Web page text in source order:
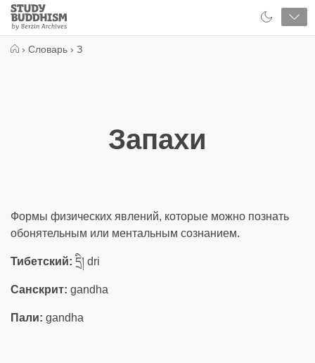
Close
Study
Buddhism
› Словарь › З
Запахи
Формы физических явлений, которые можно познать
обонятельным или ментальным сознанием.
Тибетский: དྲི། dri
Санскрит: gandha
Пали: gandha